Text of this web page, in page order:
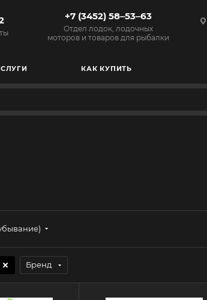
+7 (3452) 58‒53‒63
Отдел лодок, лодочных
моторов и товаров для рыбалки
КАК КУПИТЬ
Бренд